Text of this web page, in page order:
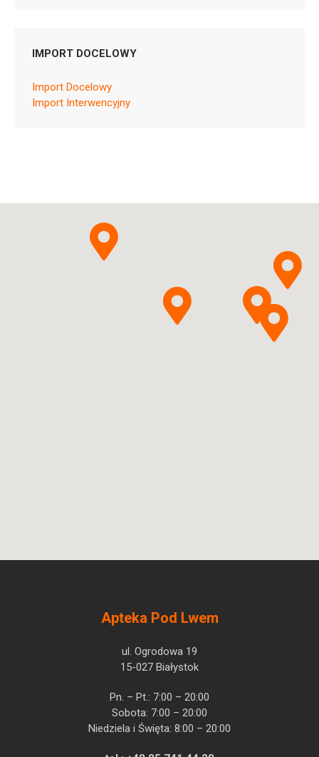
R07AX02
IMPORT DOCELOWY
Import Docelowy
Import Interwencyjny
Apteka Pod Lwem
ul. Ogrodowa 19
15-027 Białystok
Pn. – Pt.: 7:00 – 20:00
Sobota: 7:00 – 20:00
Niedziela i Święta: 8:00 – 20:00